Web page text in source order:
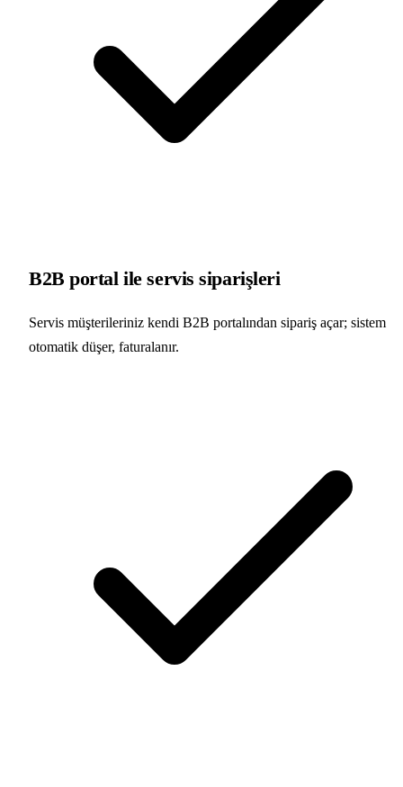
B2B portal ile servis siparişleri
Servis müşterileriniz kendi B2B portalından sipariş açar; sistem
otomatik düşer, faturalanır.